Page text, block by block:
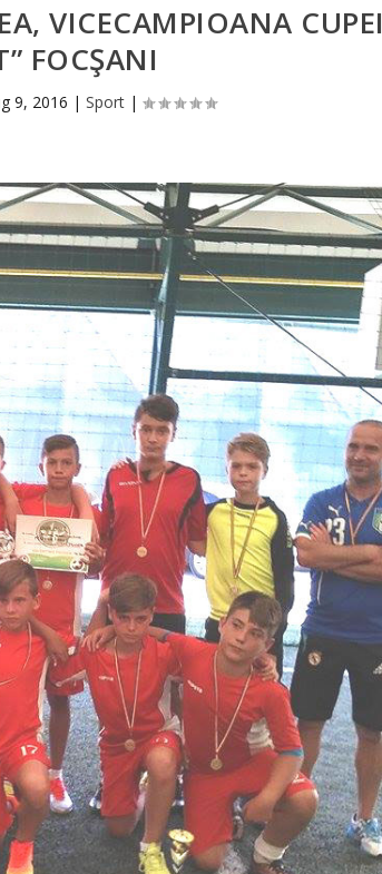
VICECAMPIOANA CUPEI
FOCŞANI
9, 2016 |Sport |